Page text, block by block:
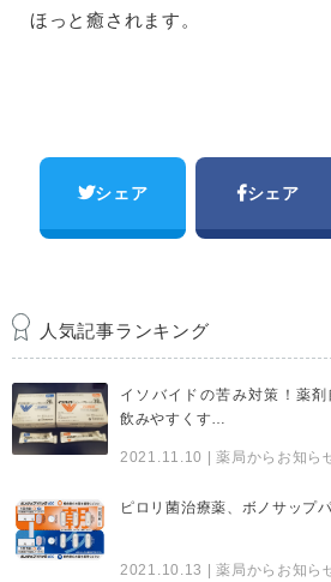
ほっと癒されます。
シェア シェア
人気記事ランキング
イソバイドの苦み対策！薬剤
飲みやすくす…
2021.11.10 | 薬局からお知ら
ピロリ菌治療薬、ボノサップ
2021.10.13 | 薬局からお知ら